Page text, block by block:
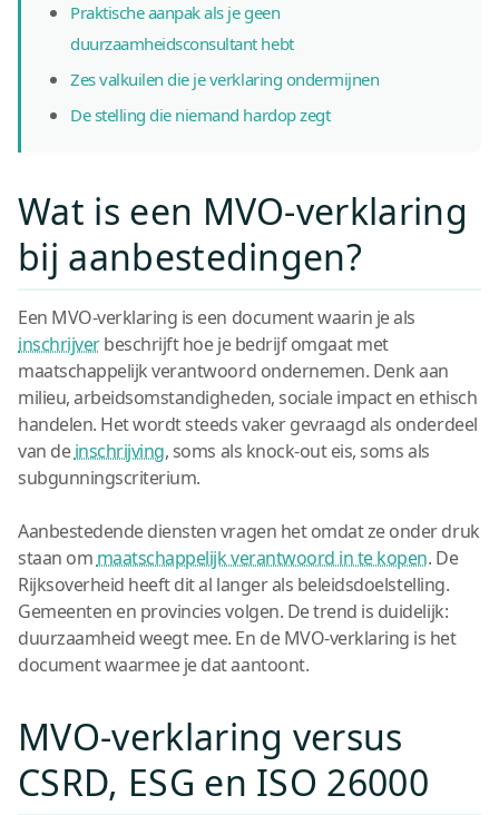
Praktische aanpak als je geen
duurzaamheidsconsultant hebt
Zes valkuilen die je verklaring ondermijnen
De stelling die niemand hardop zegt
Wat is een MVO-verklaring
bij aanbestedingen?
Een MVO-verklaring is een document waarin je als
inschrijverbeschrijft hoe je bedrijf omgaat met
maatschappelijk verantwoord ondernemen. Denk aan
milieu, arbeidsomstandigheden, sociale impact en ethisch
handelen. Het wordt steeds vaker gevraagd als onderdeel
van deinschrijving, soms als knock-out eis, soms als
subgunningscriterium.
Aanbestedende diensten vragen het omdat ze onder druk
staan om maatschappelijk verantwoord in te kopen. De
Rijksoverheid heeft dit al langer als beleidsdoelstelling.
Gemeenten en provincies volgen. De trend is duidelijk:
duurzaamheid weegt mee. En de MVO-verklaring is het
document waarmee je dat aantoont.
MVO-verklaring versus
CSRD, ESG en ISO 26000